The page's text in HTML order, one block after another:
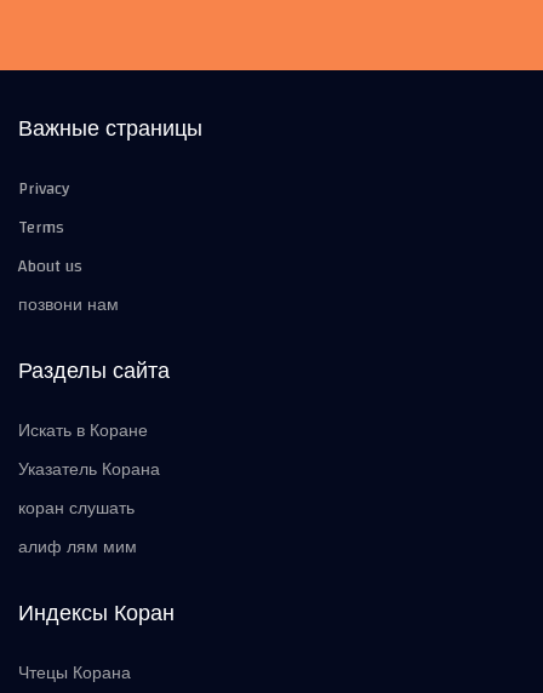
Важные страницы
Privacy
Terms
About us
позвони нам
Разделы сайта
Искать в Коране
Указатель Корана
коран слушать
алиф лям мим
Индексы Коран
Чтецы Корана